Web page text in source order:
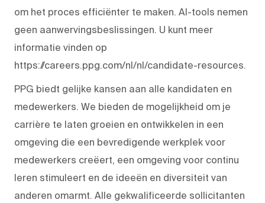
om het proces efficiënter te maken. AI-tools nemen
geen aanwervingsbeslissingen. U kunt meer
informatie vinden op
https://careers.ppg.com/nl/nl/candidate-resources.
PPG biedt gelijke kansen aan alle kandidaten en
medewerkers. We bieden de mogelijkheid om je
carrière te laten groeien en ontwikkelen in een
omgeving die een bevredigende werkplek voor
medewerkers creëert, een omgeving voor continu
leren stimuleert en de ideeën en diversiteit van
anderen omarmt. Alle gekwalificeerde sollicitanten